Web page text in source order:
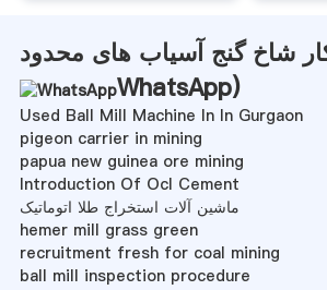
WhatsApp)
Used Ball Mill Machine In In Gurgaon
pigeon carrier in mining
papua new guinea ore mining
Introduction Of Ocl Cement
ماشین آلات استخراج طلا اتوماتیک
hemer mill grass green
recruitment fresh for coal mining
ball mill inspection procedure